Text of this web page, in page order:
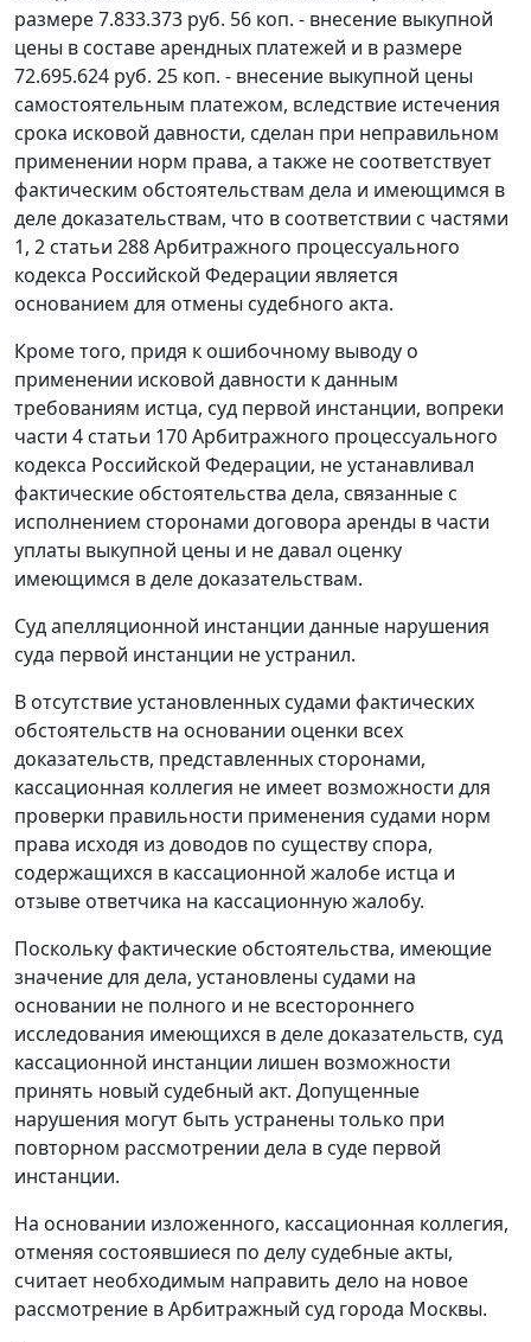
размере 7.833.373 руб. 56 коп. - внесение выкупной
цены в составе арендных платежей и в размере
72.695.624 руб. 25 коп. - внесение выкупной цены
самостоятельным платежом, вследствие истечения
срока исковой давности, сделан при неправильном
применении норм права, а также не соответствует
фактическим обстоятельствам дела и имеющимся в
деле доказательствам, что в соответствии с частями
1, 2 статьи 288 Арбитражного процессуального
кодекса Российской Федерации является
основанием для отмены судебного акта.
Кроме того, придя к ошибочному выводу о
применении исковой давности к данным
требованиям истца, суд первой инстанции, вопреки
части 4 статьи 170 Арбитражного процессуального
кодекса Российской Федерации, не устанавливал
фактические обстоятельства дела, связанные с
исполнением сторонами договора аренды в части
уплаты выкупной цены и не давал оценку
имеющимся в деле доказательствам.
Суд апелляционной инстанции данные нарушения
суда первой инстанции не устранил.
В отсутствие установленных судами фактических
обстоятельств на основании оценки всех
доказательств, представленных сторонами,
кассационная коллегия не имеет возможности для
проверки правильности применения судами норм
права исходя из доводов по существу спора,
содержащихся в кассационной жалобе истца и
отзыве ответчика на кассационную жалобу.
Поскольку фактические обстоятельства, имеющие
значение для дела, установлены судами на
основании не полного и не всестороннего
исследования имеющихся в деле доказательств, суд
кассационной инстанции лишен возможности
принять новый судебный акт. Допущенные
нарушения могут быть устранены только при
повторном рассмотрении дела в суде первой
инстанции.
На основании изложенного, кассационная коллегия,
отменяя состоявшиеся по делу судебные акты,
считает необходимым направить дело на новое
рассмотрение в Арбитражный суд города Москвы.